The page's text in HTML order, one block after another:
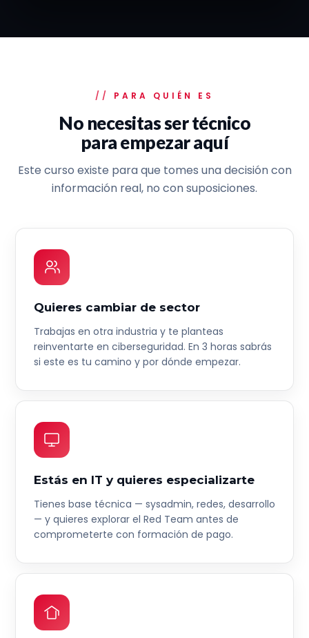
PARA QUIÉN ES
No necesitas ser técnico
para empezar aquí
Este curso existe para que tomes una decisión con
información real, no con suposiciones.
Quieres cambiar de sector
Trabajas en otra industria y te planteas
reinventarte en ciberseguridad. En 3 horas sabrás
si este es tu camino y por dónde empezar.
Estás en IT y quieres especializarte
Tienes base técnica — sysadmin, redes, desarrollo
— y quieres explorar el Red Team antes de
comprometerte con formación de pago.